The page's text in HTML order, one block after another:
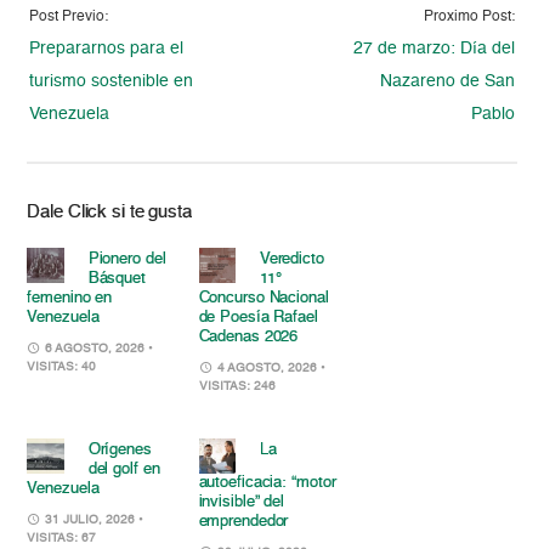
Post Previo:
Prepararnos para el
turismo sostenible en
Venezuela
Proximo Post:
27 de marzo: Día del
Nazareno de San
Pablo
Dale Click si te gusta
Pionero del
Básquet
femenino en
Venezuela
6 AGOSTO, 2026 •
VISITAS: 40
Veredicto
11°
Concurso Nacional
de Poesía Rafael
Cadenas 2026
4 AGOSTO, 2026 •
VISITAS: 246
Orígenes
del golf en
Venezuela
31 JULIO, 2026 •
VISITAS: 67
La
autoeficacia: “motor
invisible” del
emprendedor